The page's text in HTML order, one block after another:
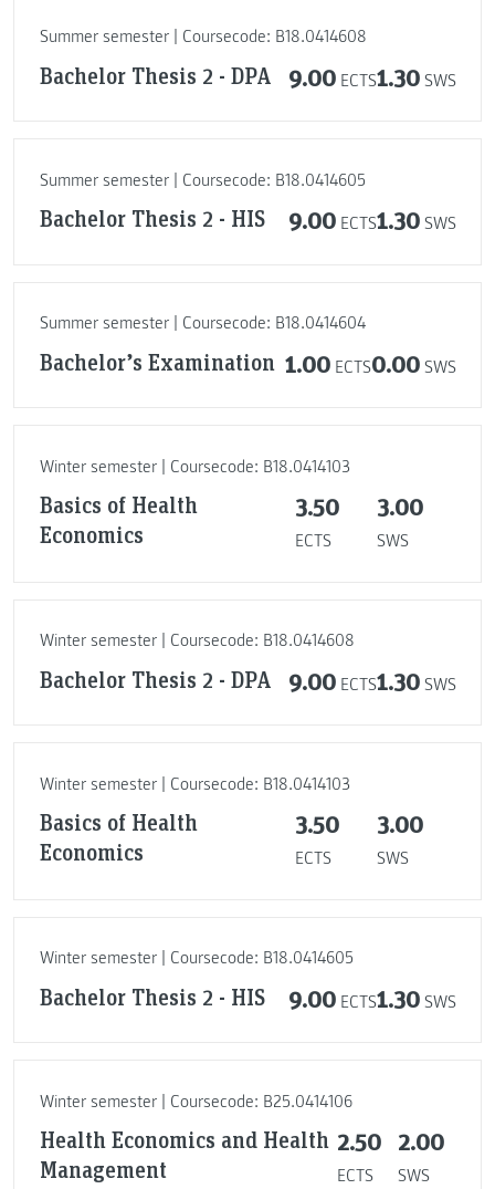
Summer semester | Coursecode: B18.0414608
Bachelor Thesis 2 - DPA 9.00 ECTS1.30 SWS
Summer semester | Coursecode: B18.0414605
Bachelor Thesis 2 - HIS 9.00 ECTS1.30 SWS
Summer semester | Coursecode: B18.0414604
Bachelor’s Examination 1.00 ECTS0.00 SWS
Winter semester | Coursecode: B18.0414103
Basics of Health
Economics
3.50
ECTS
3.00
SWS
Winter semester | Coursecode: B18.0414608
Bachelor Thesis 2 - DPA 9.00 ECTS1.30 SWS
Winter semester | Coursecode: B18.0414103
Basics of Health
Economics
3.50
ECTS
3.00
SWS
Winter semester | Coursecode: B18.0414605
Bachelor Thesis 2 - HIS 9.00 ECTS1.30 SWS
Winter semester | Coursecode: B25.0414106
Health Economics and Health
Management
2.50
ECTS
2.00
SWS